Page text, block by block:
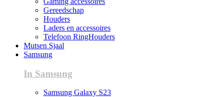
Gereedschap
Houders
Laders en accessoires
Telefoon RingHouders
Mutsen Sjaal
Samsung
In Samsung
Samsung Galaxy S23